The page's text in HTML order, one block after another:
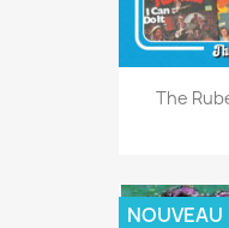
The
NOUVEAU